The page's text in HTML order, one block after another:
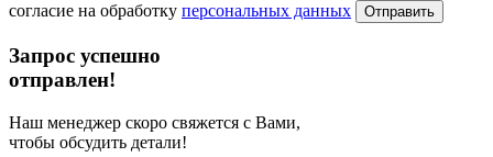
согласие на обработку персональных данных Отправить
Запрос успешно
отправлен!
Наш менеджер скоро свяжется с Вами,
чтобы обсудить детали!